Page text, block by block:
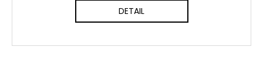
DETAIL